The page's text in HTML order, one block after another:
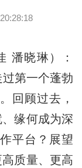
晓琳）：
过第一个蓬勃
回顾过去，
缘何成为深
平台？展望
质量、更高